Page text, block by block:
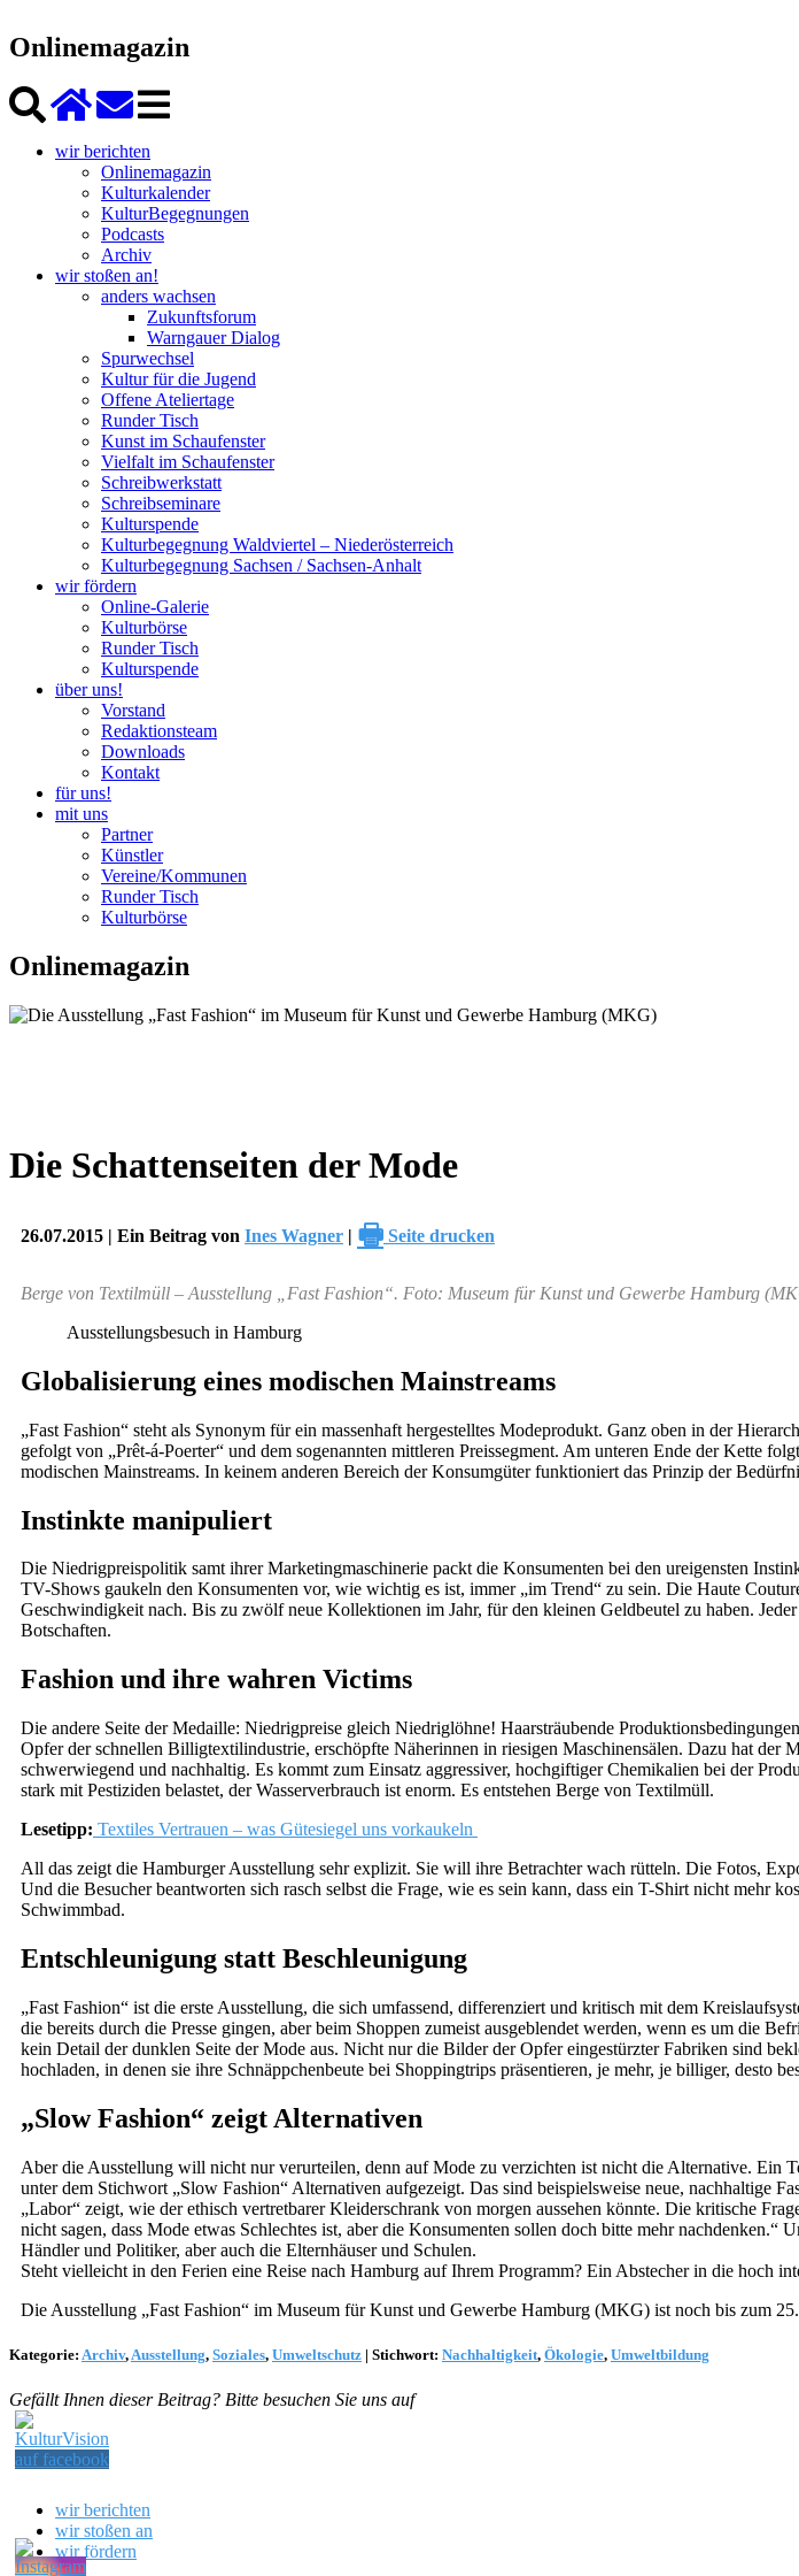
Onlinemagazin
wir berichten
Onlinemagazin
Kulturkalender
KulturBegegnungen
Podcasts
Archiv
wir stoßen an!
anders wachsen
Zukunftsforum
Warngauer Dialog
Spurwechsel
Kultur für die Jugend
Offene Ateliertage
Runder Tisch
Kunst im Schaufenster
Vielfalt im Schaufenster
Schreibwerkstatt
Schreibseminare
Kulturspende
Kulturbegegnung Waldviertel – Niederösterreich
Kulturbegegnung Sachsen / Sachsen-Anhalt
wir fördern
Online-Galerie
Kulturbörse
Runder Tisch
Kulturspende
über uns!
Vorstand
Redaktionsteam
Downloads
Kontakt
für uns!
mit uns
Partner
Künstler
Vereine/Kommunen
Runder Tisch
Kulturbörse
Onlinemagazin
Die Schattenseiten der Mode
26.07.2015 | Ein Beitrag von Ines Wagner | 🖶 Seite drucken
Berge von Textilmüll – Ausstellung „Fast Fashion“. Foto: Museum für Kunst und Gewerbe Hamburg
Ausstellungsbesuch in Hamburg
Globalisierung eines modischen Mainstreams
„Fast Fashion“ steht als Synonym für ein massenhaft hergestelltes Modeprodukt. Ganz oben in der
gefolgt von „Prêt-á-Poerter“ und dem sogenannten mittleren Preissegment. Am unteren Ende der Kette
modischen Mainstreams. In keinem anderen Bereich der Konsumgüter funktioniert das Prinzip der
Instinkte manipuliert
Die Niedrigpreispolitik samt ihrer Marketingmaschinerie packt die Konsumenten bei den ureigensten
TV-Shows gaukeln den Konsumenten vor, wie wichtig es ist, immer „im Trend“ zu sein. Die Haute
Geschwindigkeit nach. Bis zu zwölf neue Kollektionen im Jahr, für den kleinen Geldbeutel zu haben.
Botschaften.
Fashion und ihre wahren Victims
Die andere Seite der Medaille: Niedrigpreise gleich Niedriglöhne! Haarsträubende
Opfer der schnellen Billigtextilindustrie, erschöpfte Näherinnen in riesigen Maschinensälen. Dazu hat der
schwerwiegend und nachhaltig. Es kommt zum Einsatz aggressiver, hochgiftiger Chemikalien bei der
stark mit Pestiziden belastet, der Wasserverbrauch ist enorm. Es entstehen Berge von Textilmüll.
Lesetipp: Textiles Vertrauen – was Gütesiegel uns vorkaukeln
All das zeigt die Hamburger Ausstellung sehr explizit. Sie will ihre Betrachter wach rütteln. Die Fotos,
Und die Besucher beantworten sich rasch selbst die Frage, wie es sein kann, dass ein T-Shirt nicht mehr
Schwimmbad.
Entschleunigung statt Beschleunigung
„Fast Fashion“ ist die erste Ausstellung, die sich umfassend, differenziert und kritisch mit dem
die bereits durch die Presse gingen, aber beim Shoppen zumeist ausgeblendet werden, wenn es um die
kein Detail der dunklen Seite der Mode aus. Nicht nur die Bilder der Opfer eingestürzter Fabriken sind
hochladen, in denen sie ihre Schnäppchenbeute bei Shoppingtrips präsentieren, je mehr, je billiger, desto
„Slow Fashion“ zeigt Alternativen
Aber die Ausstellung will nicht nur verurteilen, denn auf Mode zu verzichten ist nicht die Alternative.
unter dem Stichwort „Slow Fashion“ Alternativen aufgezeigt. Das sind beispielsweise neue, nachhaltige
„Labor“ zeigt, wie der ethisch vertretbarer Kleiderschrank von morgen aussehen könnte. Die kritische
nicht sagen, dass Mode etwas Schlechtes ist, aber die Konsumenten sollen doch bitte mehr
Händler und Politiker, aber auch die Elternhäuser und Schulen.
Steht vielleicht in den Ferien eine Reise nach Hamburg auf Ihrem Programm? Ein Abstecher in die hoch
Die Ausstellung „Fast Fashion“ im Museum für Kunst und Gewerbe Hamburg (MKG) ist noch bis zum
Kategorie: Archiv,Ausstellung, Soziales, Umweltschutz | Stichwort: Nachhaltigkeit, Ökologie, Umweltbildung
Gefällt Ihnen dieser Beitrag? Bitte besuchen Sie uns auf
wir berichten
wir stoßen an
wir fördern